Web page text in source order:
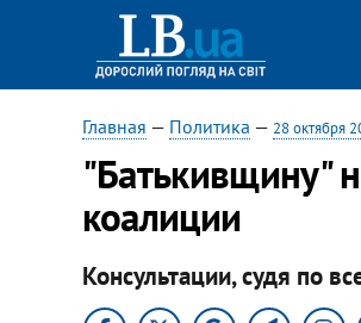
Главная — Политика — 28 октября
"Батькивщину"
коалиции
Консультации, судя по